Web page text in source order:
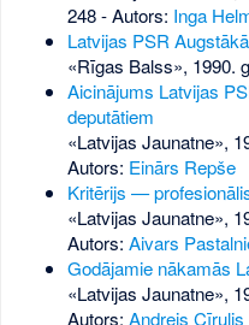
248- Autors: Inga
Latvijas PSR
«Rīgas Balss», 1990.
Aicinājums Latvijas
deputātiem
«Latvijas Jaunatne»,
Autors: Einārs Repše
Kritērijs —
«Latvijas Jaunatne»,
Autors: Aivars
Godājamie nākamās
«Latvijas Jaunatne»,
Autors: Andrejs Cīrulis